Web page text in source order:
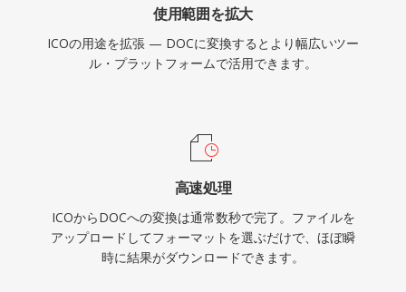
使用範囲を拡大
ICOの用途を拡張 — DOCに変換するとより幅広いツー
ル・プラットフォームで活用できます。
高速処理
ICOからDOCへの変換は通常数秒で完了。ファイルを
アップロードしてフォーマットを選ぶだけで、ほぼ瞬
時に結果がダウンロードできます。